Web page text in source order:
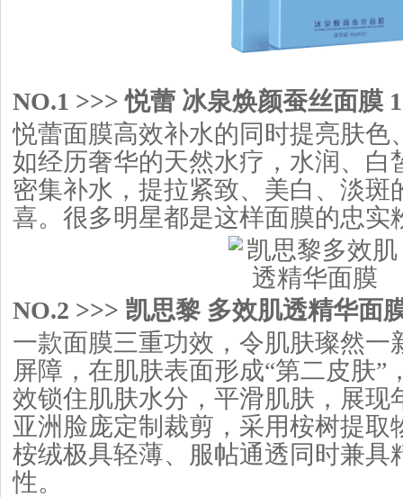
NO.1 >>> 悦蕾 冰泉焕颜蚕丝面膜
悦蕾面膜高效补水的同时提亮肤色
如经历奢华的天然水疗，水润、白
密集补水，提拉紧致、美白、淡斑
喜。很多明星都是这样面膜的忠实
NO.2 >>> 凯思黎 多效肌透精华面
一款面膜三重功效，令肌肤璨然一
屏障，在肌肤表面形成“第二皮肤”
效锁住肌肤水分，平滑肌肤，展现
亚洲脸庞定制裁剪，采用桉树提取
桉绒极具轻薄、服帖通透同时兼具
性。